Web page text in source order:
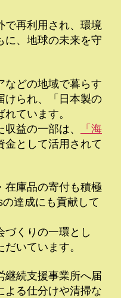
で再利用され、環境
に、地球の未来を守
などの地域で暮らす
けられ、「日本製の
ています。
益の一部は、
「海
金として活用されて
在庫品の寄付も積極
達成にも貢献して
づくりの一環とし
いています。
継続支援事業所へ届
よる仕分けや清掃な